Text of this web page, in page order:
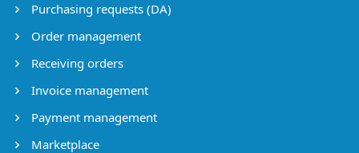
Purchasing requests (DA)
Order management
Receiving orders
Invoice management
Payment management
Marketplace